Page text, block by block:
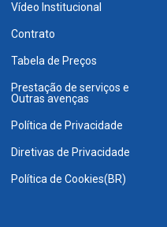
Vídeo Institucional
Contrato
Tabela de Preços
Prestação de serviços e
Outras avenças
Política de Privacidade
Diretivas de Privacidade
Política de Cookies(BR)